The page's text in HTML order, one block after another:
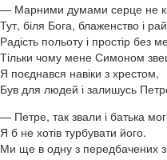
— Марними думами серце не
Тут, біля Бога, блаженство і
Радість польоту і простір без
Тільки чому мене Симоном
Я поєднався навіки з хрестом,
Був для людей і залишусь
— Петре, так звали і батька
Я б не хотів турбувати його.
Ми ще в одну з передбачених